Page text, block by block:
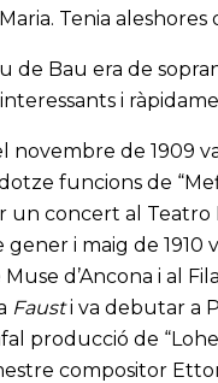
Maria. Tenia
de Bau era de
i
novembre de 1909
funcions de
un concert al Teatro
gener i maig de
d’Ancona i al
Fausti va debutar a
producció de
compositor